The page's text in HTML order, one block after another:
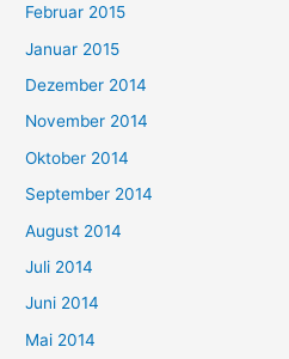
Februar 2015
Januar 2015
Dezember 2014
November 2014
Oktober 2014
September 2014
August 2014
Juli 2014
Juni 2014
Mai 2014